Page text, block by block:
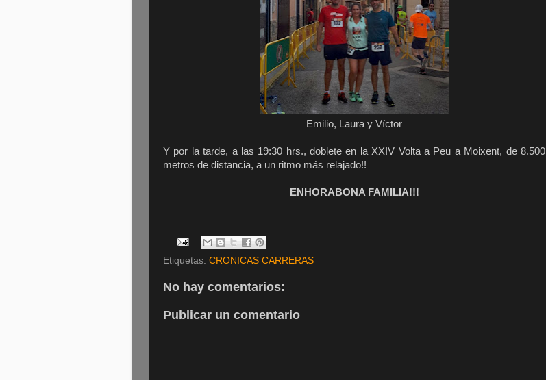
Emilio, Laura y Víctor
Y por la tarde, a las 19:30 hrs., doblete en la XXIV Volta a Peu a Moixent, de 8.500
metros de distancia, a un ritmo más relajado!!
ENHORABONA FAMILIA!!!
Etiquetas: CRONICAS CARRERAS
No hay comentarios:
Publicar un comentario